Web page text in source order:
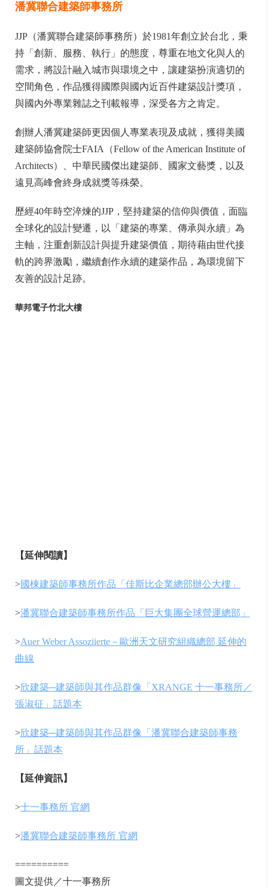
潘冀聯合建築師事務所
JJP（潘冀聯合建築師事務所）於1981年創立於台北，秉
持「創新、服務、執行」的態度，尊重在地文化與人的
需求，將設計融入城市與環境之中，讓建築扮演適切的
空間角色，作品獲得國際與國內近百件建築設計獎項，
與國內外專業雜誌之刊載報導，深受各方之肯定。
創辦人潘冀建築師更因個人專業表現及成就，獲得美國
建築師協會院士FAIA（Fellow of the American Institute of
Architects）、中華民國傑出建築師、國家文藝獎，以及
遠見高峰會終身成就獎等殊榮。
歷經40年時空淬煉的JJP，堅持建築的信仰與價值，面臨
全球化的設計變遷，以「建築的專業、傳承與永續」為
主軸，注重創新設計與提升建築價值，期待藉由世代接
軌的跨界激勵，繼續創作永續的建築作品，為環境留下
友善的設計足跡。
華邦電子竹北大樓
【延伸閱讀】
>國棟建築師事務所作品「佳斯比企業總部辦公大樓」
>潘冀聯合建築師事務所作品「巨大集團全球營運總部」
>Auer Weber Assoziierte－歐洲天文研究組織總部 延伸的
曲線
>欣建築─建築師與其作品群像「XRANGE 十一事務所／
張淑征」話題本
>欣建築─建築師與其作品群像「潘冀聯合建築師事務
所」話題本
【延伸資訊】
>十一事務所 官網
>潘冀聯合建築師事務所 官網
==========
圖文提供／十一事務所